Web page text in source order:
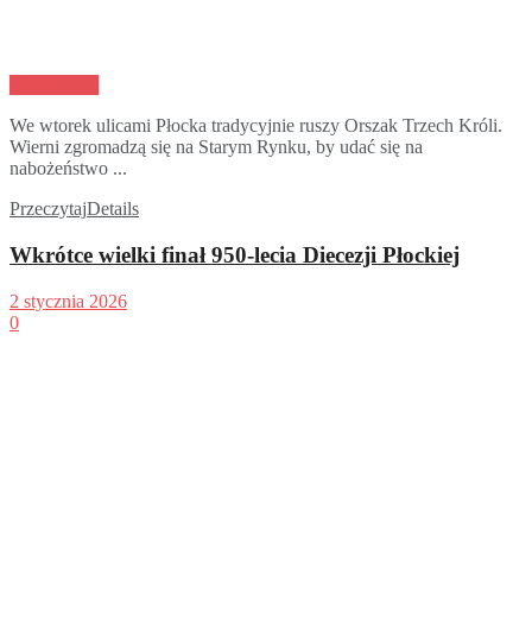
We wtorek ulicami Płocka tradycyjnie ruszy Orszak Trzech Króli.
Wierni zgromadzą się na Starym Rynku, by udać się na
nabożeństwo ...
PrzeczytajDetails
Wkrótce wielki finał 950-lecia Diecezji Płockiej
2 stycznia 2026
0